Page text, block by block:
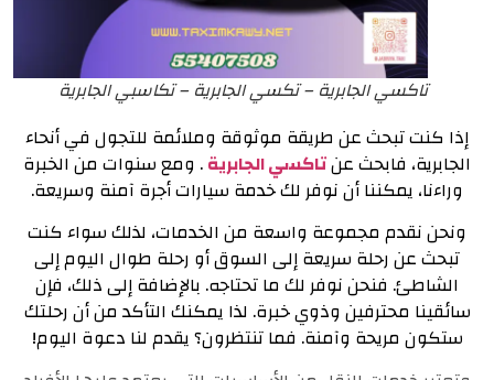
تاكسي الجابرية – تكسي الجابرية – تكاسبي الجابرية
إذا كنت تبحث عن طريقة موثوقة وملائمة للتجول في أنحاء
الجابرية، فابحث عنتاكسي الجابرية. ومع سنوات من الخبرة
وراءنا، يمكننا أن نوفر لك خدمة سيارات أجرة آمنة وسريعة.
ونحن نقدم مجموعة واسعة من الخدمات، لذلك سواء كنت
تبحث عن رحلة سريعة إلى السوق أو رحلة طوال اليوم إلى
الشاطئ. فنحن نوفر لك ما تحتاجه. بالإضافة إلى ذلك، فإن
سائقينا محترفين وذوي خبرة. لذا يمكنك التأكد من أن رحلتك
ستكون مريحة وآمنة. فما تنتظرون؟ يقدم لنا دعوة اليوم!